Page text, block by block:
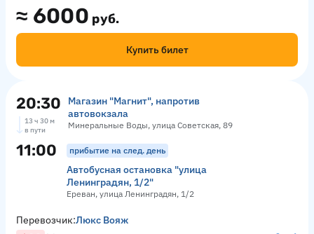
≈ 6000 руб.
Купить билет
20:30
Магазин "Магнит", напротив
автовокзала
Минеральные Воды, улица Советская, 89
13 ч 30 м
в пути
11:00 прибытие на след. день
Автобусная остановка "улица
Ленинградян, 1/2"
Ереван, улица Ленинградян, 1/2
Перевозчик:Люкс Вояж